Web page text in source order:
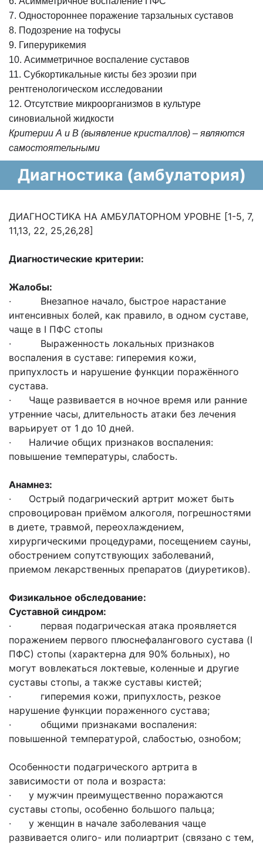
7. Одностороннее поражение тарзальных суставов
8. Подозрение на тофусы
9. Гиперурикемия
10. Асимметричное воспаление суставов
11. Субкортикальные кисты без эрозии при
рентгенологическом исследовании
12. Отсутствие микроорганизмов в культуре
синовиальной жидкости
Критерии А и В (выявление кристаллов) – являются
самостоятельными
Диагностика (амбулатория)
ДИАГНОСТИКА НА АМБУЛАТОРНОМ УРОВНЕ [1-5, 7,
11,13, 22, 25,26,28]
Диагностические критерии:
Жалобы:
· Внезапное начало, быстрое нарастание
интенсивных болей, как правило, в одном суставе,
чаще в I ПФС стопы
· Выраженность локальных признаков
воспаления в суставе: гиперемия кожи,
припухлость и нарушение функции поражённого
сустава.
· Чаще развивается в ночное время или ранние
утренние часы, длительность атаки без лечения
варьирует от 1 до 10 дней.
· Наличие общих признаков воспаления:
повышение температуры, слабость.
Анамнез:
· Острый подагрический артрит может быть
спровоцирован приёмом алкоголя, погрешностями
в диете, травмой, переохлаждением,
хирургическими процедурами, посещением сауны,
обострением сопутствующих заболеваний,
приемом лекарственных препаратов (диуретиков).
Физикальное обследование:
Суставной синдром:
· первая подагрическая атака проявляется
поражением первого плюснефалангового сустава (I
ПФС) стопы (характерна для 90% больных), но
могут вовлекаться локтевые, коленные и другие
суставы стопы, а также суставы кистей;
· гиперемия кожи, припухлость, резкое
нарушение функции пораженного сустава;
· общими признаками воспаления:
повышенной температурой, слабостью, ознобом;
Особенности подагрического артрита в
зависимости от пола и возраста:
· у мужчин преимущественно поражаются
суставы стопы, особенно большого пальца;
· у женщин в начале заболевания чаще
развивается олиго- или полиартрит (связано с тем,